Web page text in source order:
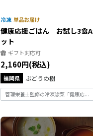
健康応援ごはん お試し3食
ット
ギフト対応可
2,160円(税込)
福岡県 ぶどうの樹
管理栄養士監修の冷凍惣菜「健康応...